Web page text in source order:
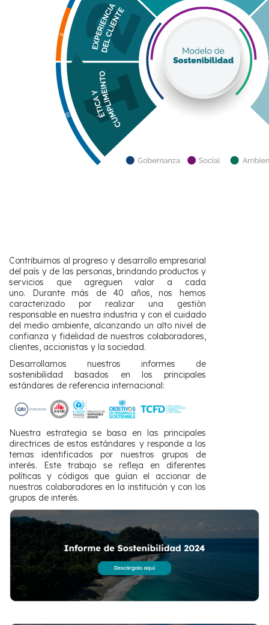
Contribuimos al progreso y desarrollo empresarial
del país y de las personas, brindando productos y
servicios que agreguen valor a cada
uno. Durante más de 40 años, nos hemos
caracterizado por realizar una gestión
responsable en nuestra industria y con el cuidado
del medio ambiente, alcanzando un alto nivel de
confianza y fidelidad de nuestros colaboradores,
clientes, accionistas y la sociedad.
Desarrollamos nuestros informes de
sostenibilidad basados en los principales
estándares de referencia internacional: ​
Nuestra estrategia se basa en las principales
directrices de estos estándares y responde a los
temas identificados por nuestros grupos de
interés. Este trabajo se refleja en diferentes
políticas y códigos que guían el accionar de
nuestros colaboradores en la institución y con los
grupos de interés.